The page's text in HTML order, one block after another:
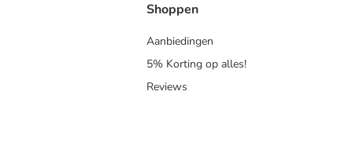
Shoppen
Aanbiedingen
5% Korting op alles!
Reviews